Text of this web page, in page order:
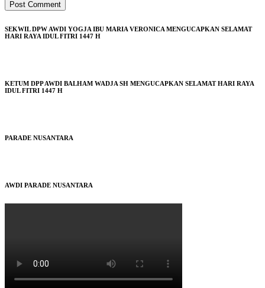
SEKWIL DPW AWDI YOGJA IBU MARIA VERONICA MENGUCAPKAN SELAMAT
HARI RAYA IDUL FITRI 1447 H
KETUM DPP AWDI BALHAM WADJA SH MENGUCAPKAN SELAMAT HARI RAYA
IDUL FITRI 1447 H
PARADE NUSANTARA
AWDI PARADE NUSANTARA